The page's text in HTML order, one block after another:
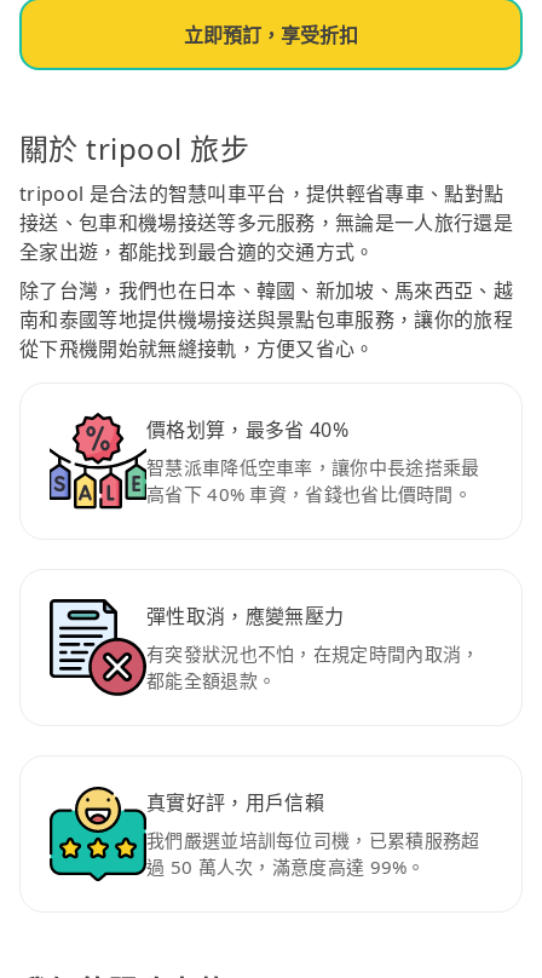
立即預訂，享受折扣
關於 tripool 旅步
tripool 是合法的智慧叫車平台，提供輕省專車、點對點
接送、包車和機場接送等多元服務，無論是一人旅行還是
全家出遊，都能找到最合適的交通方式。
除了台灣，我們也在日本、韓國、新加坡、馬來西亞、越
南和泰國等地提供機場接送與景點包車服務，讓你的旅程
從下飛機開始就無縫接軌，方便又省心。
價格划算，最多省 40%
智慧派車降低空車率，讓你中長途搭乘最
高省下 40% 車資，省錢也省比價時間。
彈性取消，應變無壓力
有突發狀況也不怕，在規定時間內取消，
都能全額退款。
真實好評，用戶信賴
我們嚴選並培訓每位司機，已累積服務超
過 50 萬人次，滿意度高達 99%。